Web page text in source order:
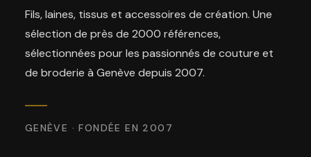
Fils, laines, tissus et accessoires de création. Une
sélection de près de 2000 références,
sélectionnées pour les passionnés de couture et
de broderie à Genève depuis 2007.
GENÈVE · FONDÉE EN 2007